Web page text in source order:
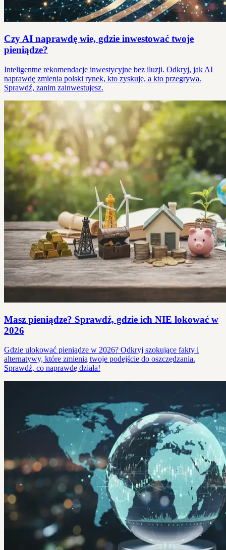
Czy AI naprawdę wie, gdzie inwestować twoje
pieniądze?
Inteligentne rekomendacje inwestycyjne bez iluzji. Odkryj, jak AI
naprawdę zmienia polski rynek, kto zyskuje, a kto przegrywa.
Sprawdź, zanim zainwestujesz.
Masz pieniądze? Sprawdź, gdzie ich NIE lokować w
2026
Gdzie ulokować pieniądze w 2026? Odkryj szokujące fakty i
alternatywy, które zmienią twoje podejście do oszczędzania.
Sprawdź, co naprawdę działa!